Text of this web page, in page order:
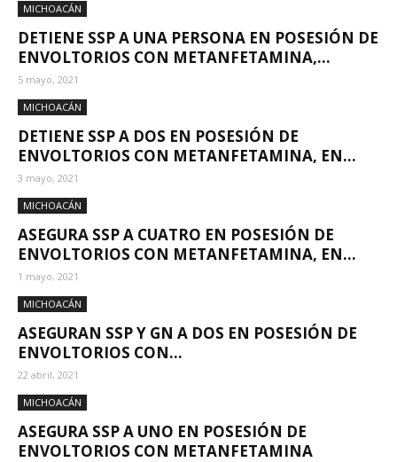
MICHOACÁN
DETIENE SSP A UNA PERSONA EN POSESIÓN DE
ENVOLTORIOS CON METANFETAMINA,...
5 mayo, 2021
MICHOACÁN
DETIENE SSP A DOS EN POSESIÓN DE
ENVOLTORIOS CON METANFETAMINA, EN...
3 mayo, 2021
MICHOACÁN
ASEGURA SSP A CUATRO EN POSESIÓN DE
ENVOLTORIOS CON METANFETAMINA, EN...
1 mayo, 2021
MICHOACÁN
ASEGURAN SSP Y GN A DOS EN POSESIÓN DE
ENVOLTORIOS CON...
22 abril, 2021
MICHOACÁN
ASEGURA SSP A UNO EN POSESIÓN DE
ENVOLTORIOS CON METANFETAMINA